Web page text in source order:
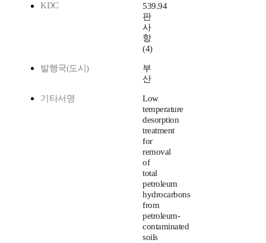
KDC
539.94
판
사
항
(4)
발행국(도시)
부
산
기타서명
Low
temperature
desorption
treatment
for
removal
of
total
petroleum
hydrocarbons
from
petroleum-
contaminated
soils